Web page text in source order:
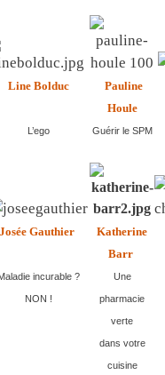
Line Bolduc
Pauline
Houle
L’ego Guérir le SPM
Josée Gauthier
Katherine
Barr
incurable ?
NON !
Une
pharmacie
verte
dans votre
cuisine